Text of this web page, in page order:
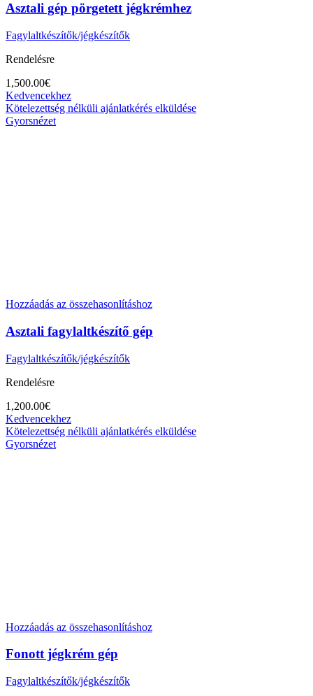
Asztali gép pörgetett jégkrémhez
Fagylaltkészítők/jégkészítők
Rendelésre
1,500.00€
Kedvencekhez
Kötelezettség nélküli ajánlatkérés elküldése
Gyorsnézet
Hozzáadás az összehasonlításhoz
Asztali fagylaltkészítő gép
Fagylaltkészítők/jégkészítők
Rendelésre
1,200.00€
Kedvencekhez
Kötelezettség nélküli ajánlatkérés elküldése
Gyorsnézet
Hozzáadás az összehasonlításhoz
Fonott jégkrém gép
Fagylaltkészítők/jégkészítők